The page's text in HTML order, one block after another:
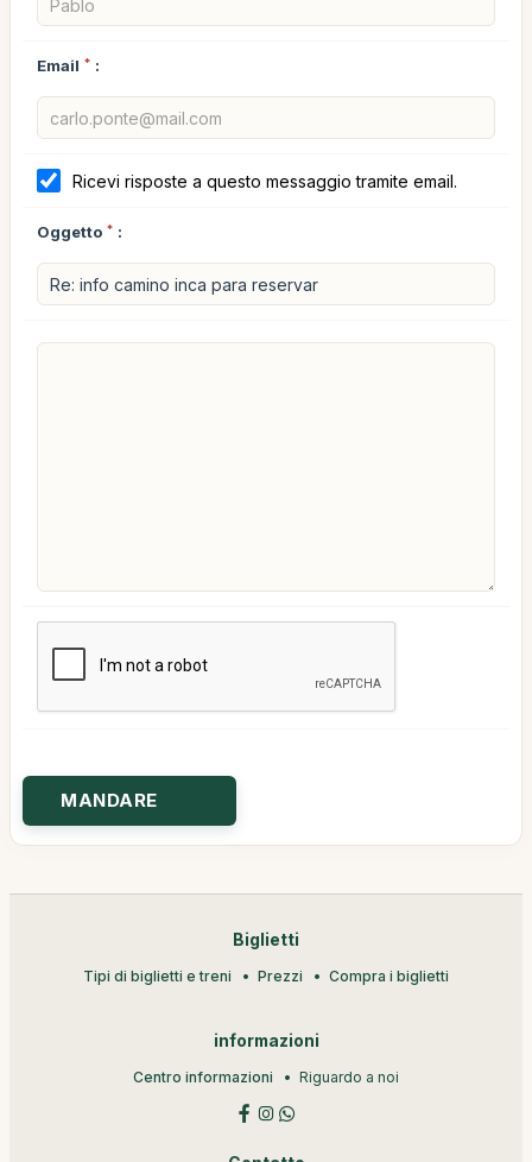
Email * :
Ricevi risposte a questo messaggio tramite email.
Oggetto * :
Biglietti
Tipi di biglietti e treni Prezzi Compra i biglietti
informazioni
Centro informazioni Riguardo a noi